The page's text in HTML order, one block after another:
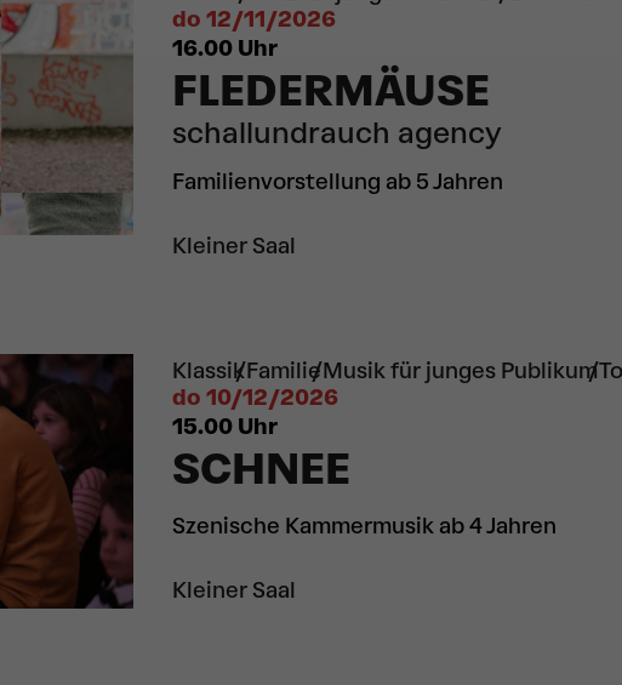
do 12/11/2026
16.00 Uhr
FLEDERMÄUSE
schallundrauch agency
Familienvorstellung ab 5 Jahren
Kleiner Saal
KlassikFamilieMusik für junges Publikum
do 10/12/2026
15.00 Uhr
SCHNEE
Szenische Kammermusik ab 4 Jahren
Kleiner Saal